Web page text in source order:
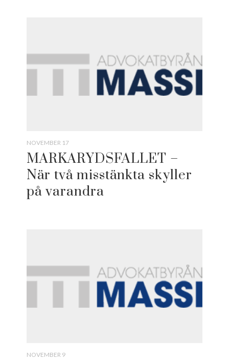
NOVEMBER 17
MARKARYDSFALLET –
När två misstänkta skyller
på varandra
NOVEMBER 9